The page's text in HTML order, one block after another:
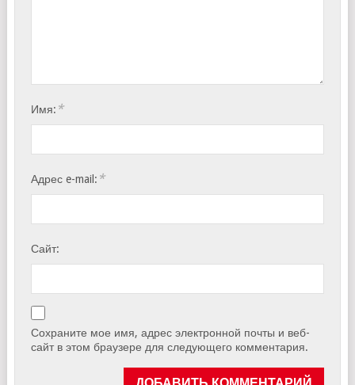
Имя: *
Адрес e-mail: *
Сайт:
Сохраните мое имя, адрес электронной почты и веб-
сайт в этом браузере для следующего комментария.